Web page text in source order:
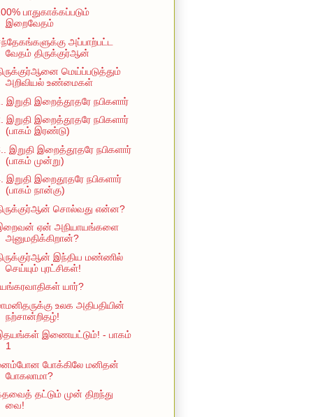
பாதுகாக்கப்படும்
இறைவேதம்
அப்பாற்பட்ட
வேதம் திருக்குர்ஆன்
மெய்ப்படுத்தும்
அறிவியல் உண்மைகள்
இறுதி இறைத்தூதரே நபிகளார்
இறுதி இறைத்தூதரே நபிகளார்
(பாகம் இரண்டு)
இறுதி இறைத்தூதரே நபிகளார்
(பாகம் முன்று)
இறுதி இறைதூதரே நபிகளார்
(பாகம் நான்கு)
சொல்வது என்ன?
ஏன் அநியாயங்களை
அனுமதிக்கிறான்?
இந்திய மண்ணில்
செய்யும் புரட்சிகள்!
யார்?
உலக அதிபதியின்
நற்சான்றிதழ்!
இணையட்டும்! - பாகம்
1
போக்கிலே மனிதன்
போகலாமா?
தட்டும் முன் திறந்து
வை!